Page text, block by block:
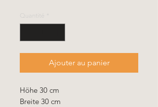
Quantité
Ajouter au panier
Höhe 30 cm
Breite 30 cm